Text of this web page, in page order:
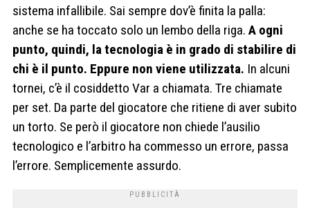
sistema infallibile. Sai sempre dov’è finita la palla:
anche se ha toccato solo un lembo della riga. A ogni
punto, quindi, la tecnologia è in grado di stabilire di
chi è il punto. Eppure non viene utilizzata. In alcuni
tornei, c’è il cosiddetto Var a chiamata. Tre chiamate
per set. Da parte del giocatore che ritiene di aver subito
un torto. Se però il giocatore non chiede l’ausilio
tecnologico e l’arbitro ha commesso un errore, passa
l’errore. Semplicemente assurdo.